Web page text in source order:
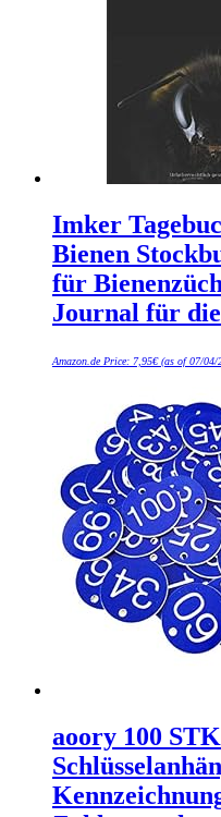
Imker
Bienen
für
Journal für
Amazon.de Price: 7,95€(as of 07/04/
aoory 100